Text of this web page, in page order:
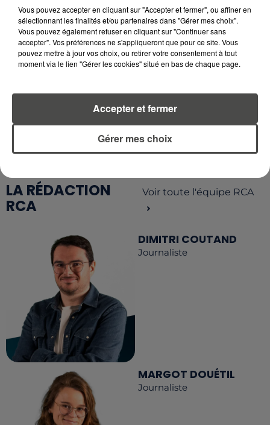
OFFRENT LE MEILLEUR RAPPORT...
RECEVEZ LES ALERTES INFOS DE LA RÉDACTION
EN TÉLÉCHARGEANT L'APPLICATION MOBILE
RCA
LA RÉDACTION
RCA
Voir toute l'équipe RCA
DIMITRI COUTAND
Journaliste
MARGOT DOUÉTIL
Journaliste
Vous pouvez accepter en cliquant sur "Accepter et fermer", ou affiner en
sélectionnant les finalités et/ou partenaires dans "Gérer mes choix".
Vous pouvez également refuser en cliquant sur "Continuer sans
accepter". Vos préférences ne s'appliqueront que pour ce site. Vous
pouvez mettre à jour vos choix, ou retirer votre consentement à tout
moment via le lien "Gérer les cookies" situé en bas de chaque page.
Gérer mes choix
Accepter et fermer